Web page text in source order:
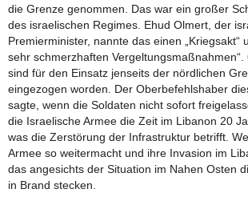
die Grenze genommen. Das war ein großer
des israelischen Regimes. Ehud Olmert, der
Premierminister, nannte das einen „Kriegsakt“
sehr schmerzhaften Vergeltungsmaßnahmen“.
sind für den Einsatz jenseits der nördlichen
eingezogen worden. Der Oberbefehlshaber
sagte, wenn die Soldaten nicht sofort
die Israelische Armee die Zeit im Libanon 20
was die Zerstörung der Infrastruktur betrifft.
Armee so weitermacht und ihre Invasion im
das angesichts der Situation im Nahen Osten
in Brand stecken.